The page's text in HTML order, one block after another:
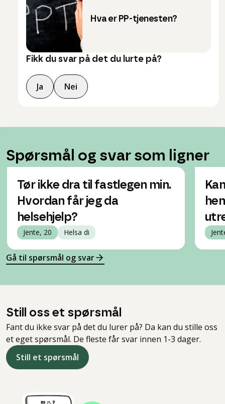
Hva er PP-tjenesten?
Fikk du svar på det du lurte på?
Ja Nei
Spørsmål og svar som ligner
Tør ikke dra til fastlegen min.
Hvordan får jeg da
helsehjelp?
Jente, 20 Helsa di
Gå til spørsmål og svar
Still oss et spørsmål
Fant du ikke svar på det du lurer på? Da kan du stille oss
et eget spørsmål. De fleste får svar innen 1-3 dager.
Still et spørsmål